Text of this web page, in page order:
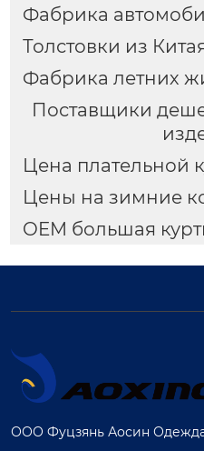
Фабрика
Толстовки из
Фабрика летних
Поставщики
Цена плательной
Цены на зимние
OEM большая
ООО Фуцзянь Аосин